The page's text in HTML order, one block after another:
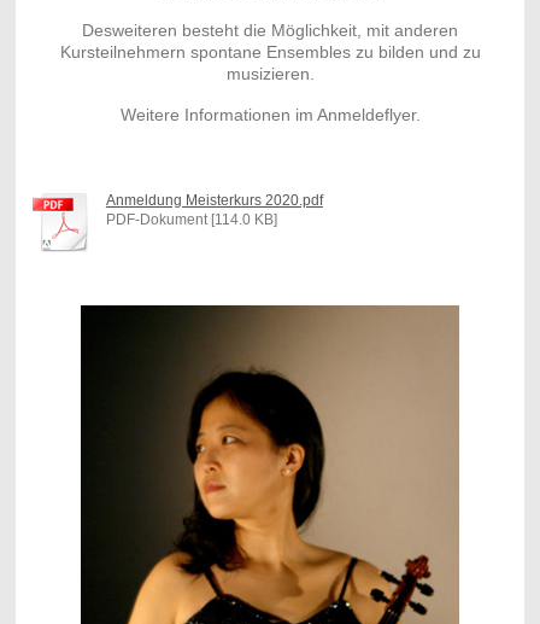
Desweiteren besteht die Möglichkeit, mit anderen
Kursteilnehmern spontane Ensembles zu bilden und zu
musizieren.
Weitere Informationen im Anmeldeflyer.
Anmeldung Meisterkurs 2020.pdf
PDF-Dokument [114.0 KB]